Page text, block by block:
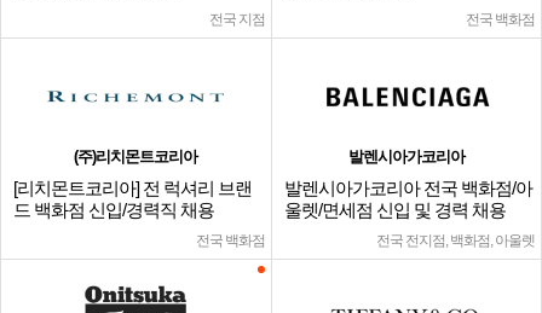
전국 지점 전국 백화점
(주)리치몬트코리아
[리치몬트코리아] 전 럭셔리 브랜
드 백화점 신입/경력직 채용
전국 백화점
발렌시아가코리아
발렌시아가코리아 전국 백화점/아
울렛/면세점 신입 및 경력 채용
전국 전지점, 백화점, 아울렛